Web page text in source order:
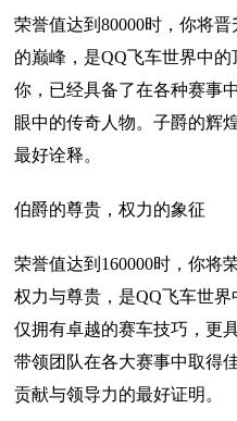
荣誉值达到80000时，你将
的巅峰，是QQ飞车世界中
你，已经具备了在各种赛事
眼中的传奇人物。子爵的辉
最好诠释。
伯爵的尊贵，权力的象征
荣誉值达到160000时，你将
权力与尊贵，是QQ飞车世
仅拥有卓越的赛车技巧，更
带领团队在各大赛事中取得
贡献与领导力的最好证明。